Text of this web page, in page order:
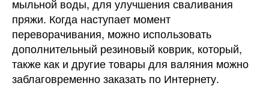
мыльной воды, для улучшения сваливания
пряжи. Когда наступает момент
переворачивания, можно использовать
дополнительный резиновый коврик, который,
также как и другие товары для валяния можно
заблаговременно заказать по Интернету.